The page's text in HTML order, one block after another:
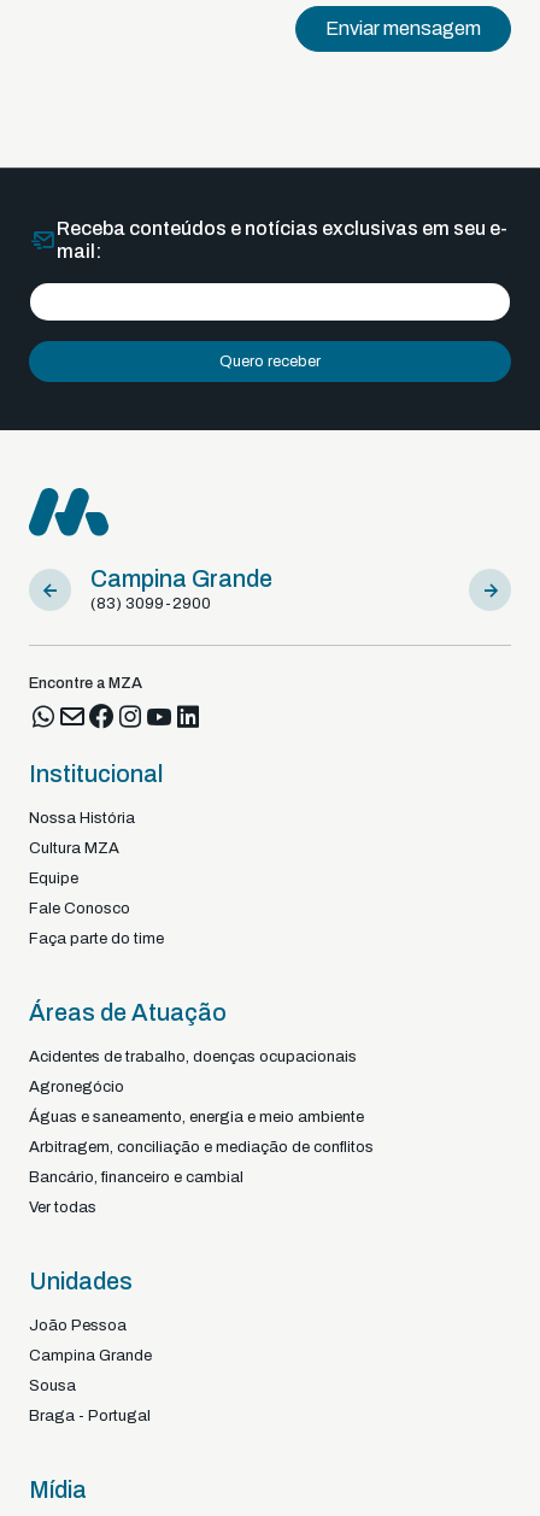
Enviar mensagem
Receba conteúdos e notícias exclusivas em seu e-
mail:
Quero receber
Campina Grande
(83) 3099-2900
Sousa
(83)
Encontre a MZA
Institucional
Nossa História
Cultura MZA
Equipe
Fale Conosco
Faça parte do time
Áreas de Atuação
Acidentes de trabalho, doenças ocupacionais
Agronegócio
Águas e saneamento, energia e meio ambiente
Arbitragem, conciliação e mediação de conflitos
Bancário, financeiro e cambial
Ver todas
Unidades
João Pessoa
Campina Grande
Sousa
Braga - Portugal
Mídia